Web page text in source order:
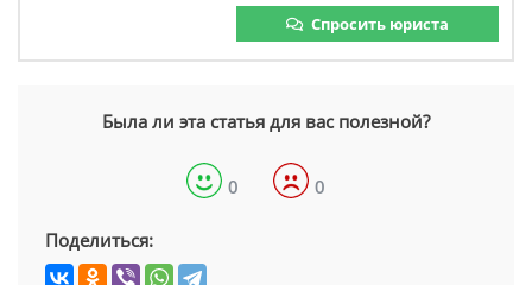
Спросить юриста
Была ли эта статья для вас полезной?
0 0
Поделиться: